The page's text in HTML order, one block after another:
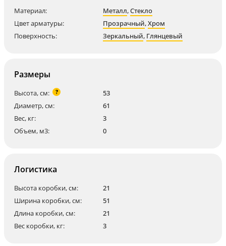
Материал: Металл,Стекло
Цвет арматуры:
Прозрачный,Хром
Поверхность:
Зеркальный, Глянцевый
Размеры
Высота, см: ?
53
Диаметр, см:
61
Вес, кг:
3
Объем, м3:
0
Логистика
Высота коробки, см:
21
Ширина коробки, см:
51
Длина коробки, см:
21
Вес коробки, кг:
3